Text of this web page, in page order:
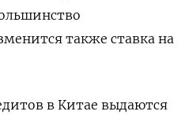
также ставка на
в Китае выдаются